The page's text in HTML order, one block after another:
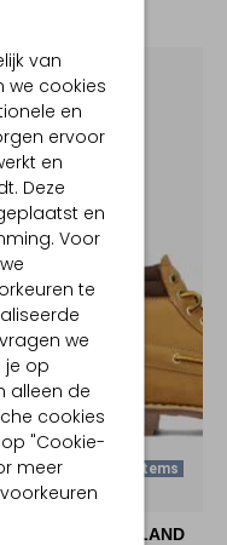
van
we cookies
en
ervoor
en
Deze
en
Voor
te
we
je op
alleen de
cookies
"Cookie-
meer
Laatste Items
-50%
TIMBERLAND